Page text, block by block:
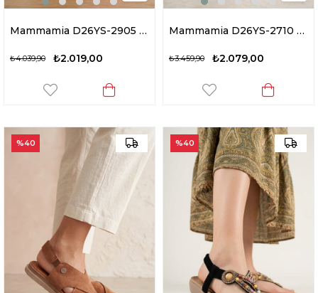
Mammamia D26YS-2905 Kadın Hakiki Deri Düz Sandalet Krem
₺2.019,00
₺4.039,90
Mammamia D26YS-2710 Kadın Hakiki Deri Düz Sandalet Vizon
₺2.079,00
₺3.459,90
%40 %40